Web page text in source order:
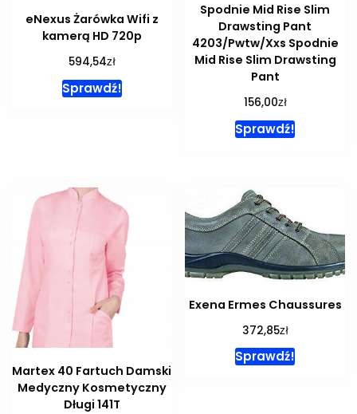
eNexus Żarówka Wifi z
kamerą HD 720p
594,54zł
Sprawdź!
Spodnie Mid Rise Slim
Drawsting Pant
4203/Pwtw/Xxs Spodnie
Mid Rise Slim Drawsting
Pant
156,00zł
Sprawdź!
Martex 40 Fartuch Damski
Medyczny Kosmetyczny
Długi 141T
Exena Ermes Chaussures
372,85zł
Sprawdź!